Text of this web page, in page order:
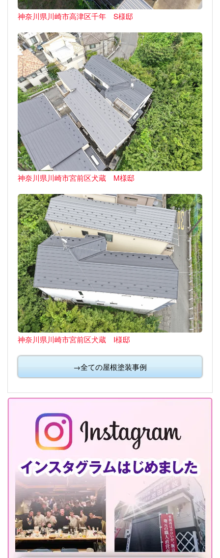
神奈川県川崎市高津区千年 S様邸
神奈川県川崎市宮前区犬蔵 M様邸
神奈川県川崎市宮前区犬蔵 I様邸
→全ての屋根塗装事例